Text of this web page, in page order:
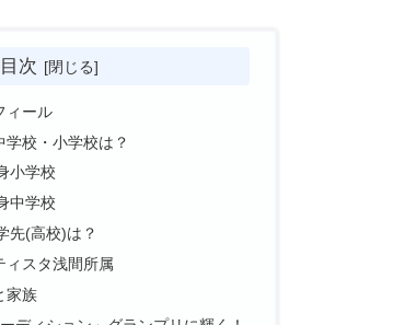
目次
ィール
校・小学校は？
小学校
中学校
先(高校)は？
ィスタ浅間所属
家族